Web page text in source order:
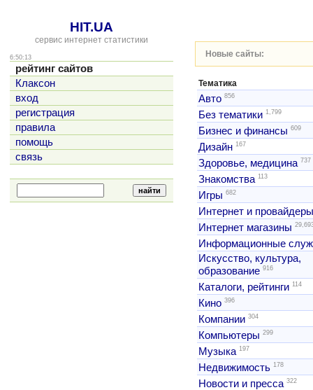
HIT.UA
сервис интернет статистики
6:50:13
рейтинг сайтов
Клаксон
вход
регистрация
правила
помощь
связь
Новые сайты:
Тематика
Авто 856
Без тематики 1,799
Бизнес и финансы 609
Дизайн 167
Здоровье, медицина 737
Знакомства 113
Игры 682
Интернет и провайдеры
Интернет магазины
Информационные
Искусство, культура,
образование 916
Каталоги, рейтинги 114
Кино 396
Компании 304
Компьютеры 299
Музыка 197
Недвижимость 178
Новости и пресса 322